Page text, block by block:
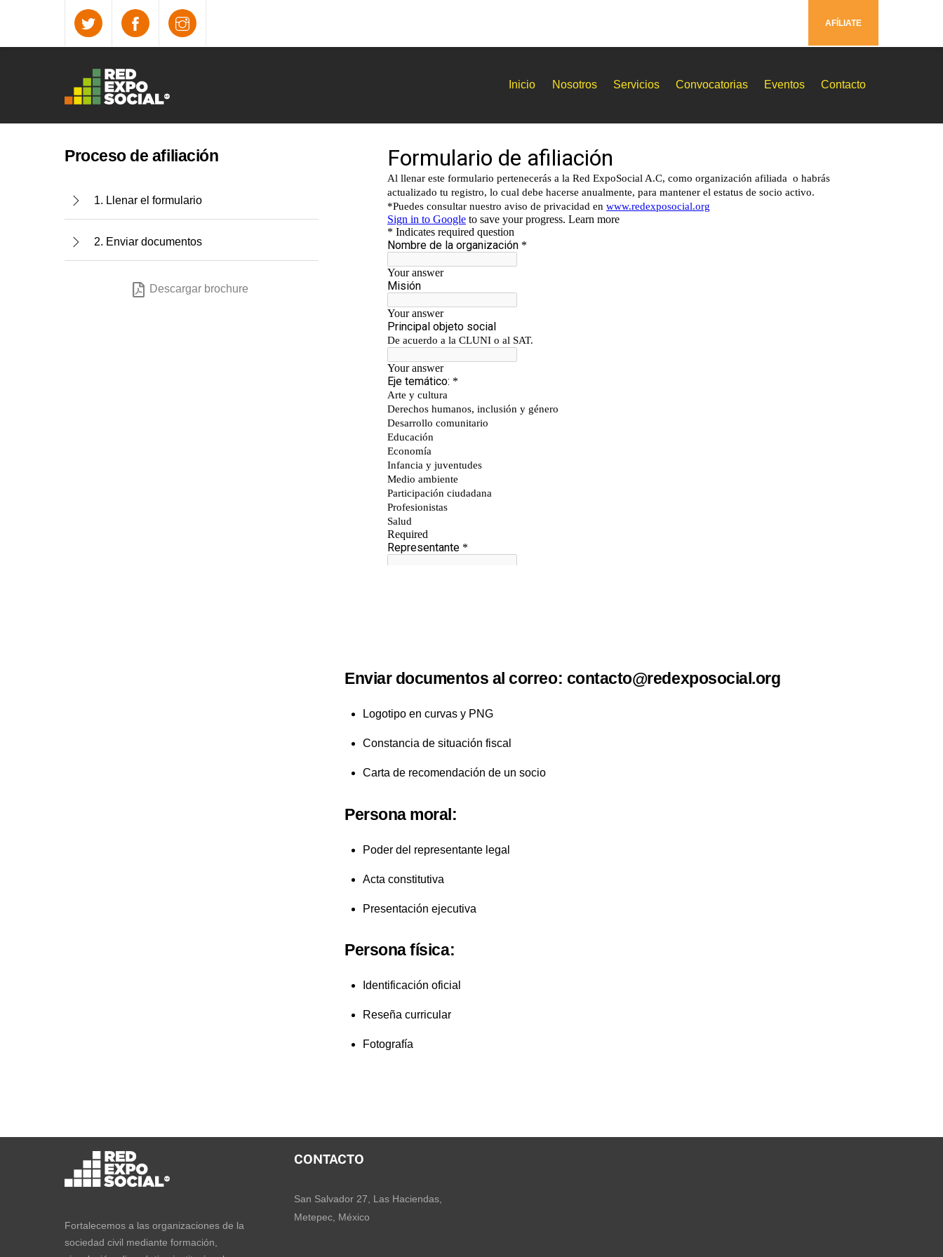
content
AFÍLIATE
Inicio Nosotros Servicios Convocatorias Eventos Contacto
Proceso de afiliación
1. Llenar el formulario
2. Enviar documentos
Descargar brochure
Enviar documentos al correo: contacto@redexposocial.org
Logotipo en curvas y PNG
Constancia de situación fiscal
Carta de recomendación de un socio
Persona moral:
Poder del representante legal
Acta constitutiva
Presentación ejecutiva
Persona física:
Identificación oficial
Reseña curricular
Fotografía
Fortalecemos a las organizaciones de la
sociedad civil mediante formación,
CONTACTO
San Salvador 27, Las Haciendas,
Metepec, México